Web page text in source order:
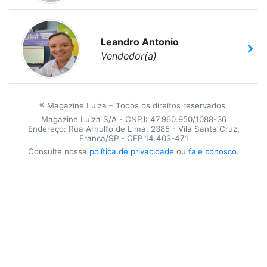
Leandro Antonio
Vendedor(a)
® Magazine Luiza – Todos os direitos reservados.
Magazine Luiza S/A - CNPJ: 47.960.950/1088-36
Endereço: Rua Arnulfo de Lima, 2385 - Vila Santa Cruz,
Franca/SP - CEP 14.403-471
Consulte nossa política de privacidade ou fale conosco.